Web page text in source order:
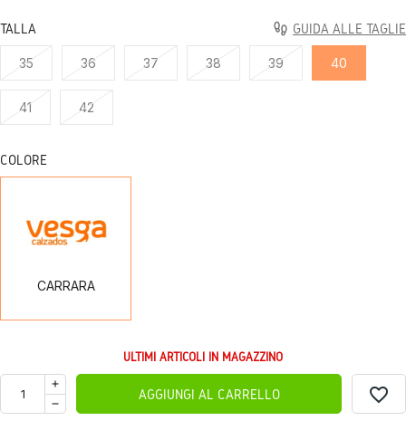
TALLA GUIDA ALLE TAGLIE
35 36 37 38 39 40
41 42
COLORE
CARRARA
ULTIMI ARTICOLI IN MAGAZZINO
AGGIUNGI AL CARRELLO favorite_border